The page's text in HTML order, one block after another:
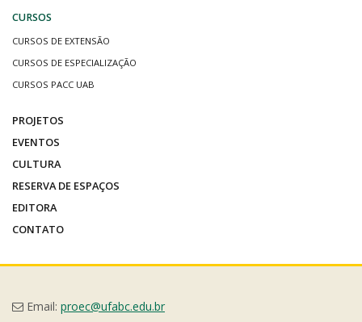
CURSOS
CURSOS DE EXTENSÃO
CURSOS DE ESPECIALIZAÇÃO
CURSOS PACC UAB
PROJETOS
EVENTOS
CULTURA
RESERVA DE ESPAÇOS
EDITORA
CONTATO
Email: proec@ufabc.edu.br